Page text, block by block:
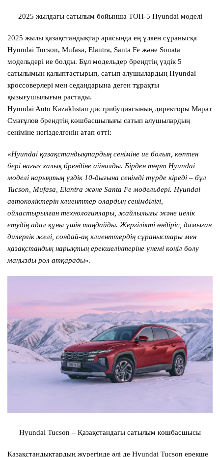
2025 жылдағы сатылым бойынша ТОП-5 Hyundai моделі
2025 жылы қазақстандықтар арасында ең үлкен сұранысқа
Hyundai Tucson, Mufasa, Elantra, Santa Fe және Sonata
модельдері ие болды. Бұл модельдер брендтің үздік 5
сатылымын қалыптастырып, сатып алушылардың Hyundai
кроссоверлері мен седандарына деген тұрақты
қызығушылығын растады.
Hyundai Auto Kazakhstan дистрибуциясының директоры Марат
Смағұлов брендтің көшбасшылығы сатып алушылардың
сеніміне негізделгенін атап өтті:
«Hyundai қазақстандықтардың сеніміне ие болып, көптен
бері нағыз халық брендіне айналды. Бірден төрт Hyundai
моделі нарықтың үздік 10-дығына сенімді түрде кіреді – бұл
Tucson, Mufasa, Elantra және Santa Fe модельдері. Hyundai
автокөліктерін клиенттер олардың сенімділігі,
ойластырылған технологиялары, жайлылығы және иелік
етудің адал құны үшін таңдайды. Жергілікті өндіріс, дамыған
дилерлік желі, сондай-ақ клиенттердің сұраныстары мен
қазақстандық нарықтың ерекшеліктеріне үнемі көңіл бөлу
маңызды рөл атқарады».
Hyundai Tucson – Қазақстандағы сатылым көшбасшысы
Қазақстандықтардың жүрегінде әлі де Hyundai Tucson ерекше